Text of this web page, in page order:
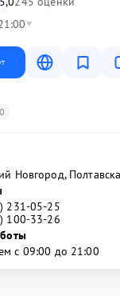
Новгород,
231-05-25
100-33-26
с 09:00 до 21:00